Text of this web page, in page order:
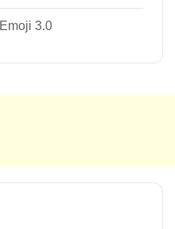
Emoji 3.0